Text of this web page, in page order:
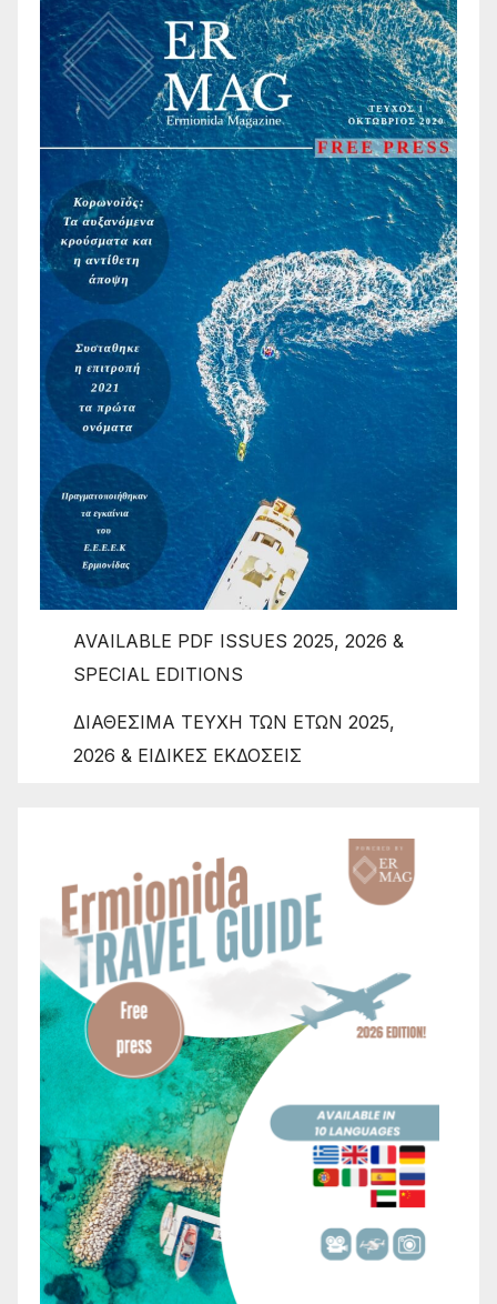
AVAILABLE PDF ISSUES 2025, 2026 &
SPECIAL EDITIONS
ΔΙΑΘΕΣΙΜΑ ΤΕΥΧΗ ΤΩΝ ΕΤΩΝ 2025,
2026 & ΕΙΔΙΚΕΣ ΕΚΔΟΣΕΙΣ